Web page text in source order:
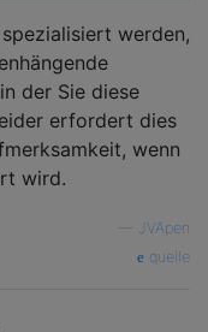
werden,
der Sie diese
erfordert dies
wenn
wird.
JVApen
quelle